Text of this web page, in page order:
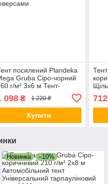
посилений Plandeka
Gruba Сіро-чорний
г/м² 3х6 м Тент-
з люверсами
098₴ 1 220 ₴
Купити
Новинка –10%